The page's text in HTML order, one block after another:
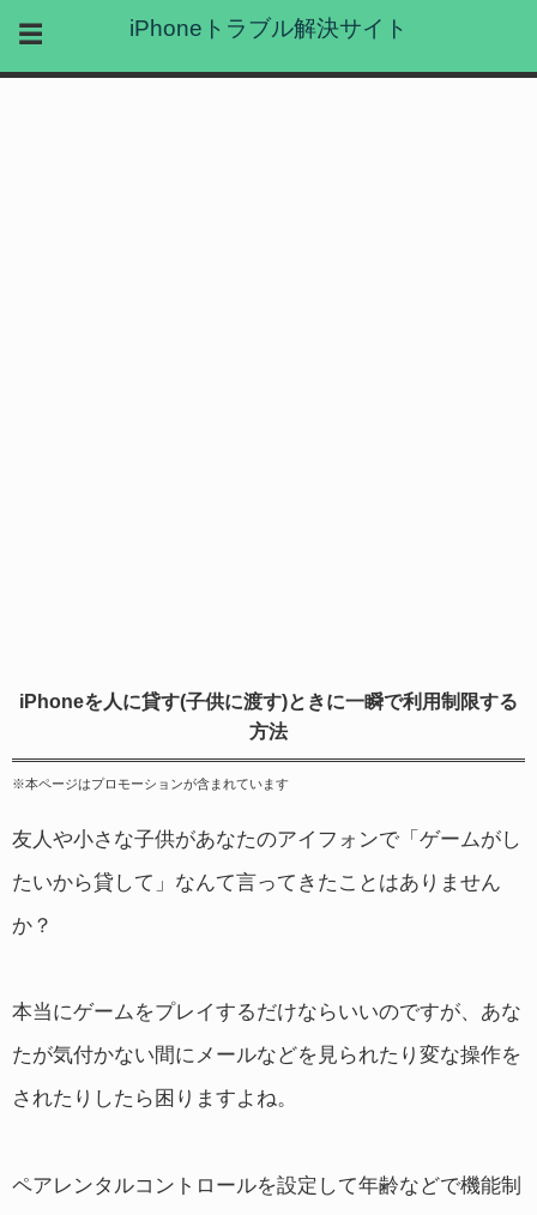
iPhoneトラブル解決サイト
iPhoneを人に貸す(子供に渡す)ときに一瞬で利用制限する
方法
※本ページはプロモーションが含まれています
友人や小さな子供があなたのアイフォンで「ゲームがし
たいから貸して」なんて言ってきたことはありません
か？
本当にゲームをプレイするだけならいいのですが、あな
たが気付かない間にメールなどを見られたり変な操作を
されたりしたら困りますよね。
ペアレンタルコントロールを設定して年齢などで機能制